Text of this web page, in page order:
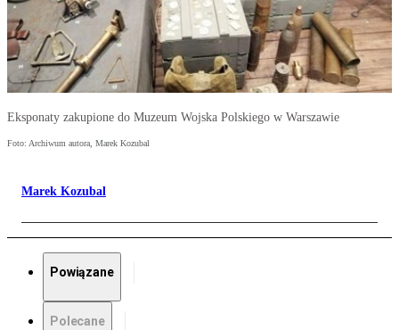
Eksponaty zakupione do Muzeum Wojska Polskiego w Warszawie
Foto: Archiwum autora, Marek Kozubal
Marek Kozubal
Powiązane
Polecane